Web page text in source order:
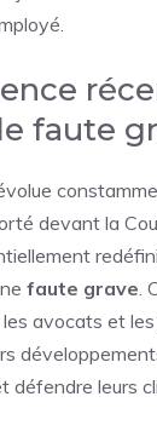
faute
devant la
faute grave .
les avocats et
défendre leurs